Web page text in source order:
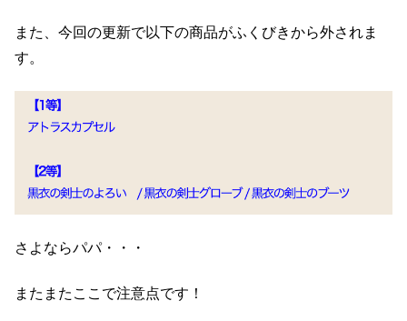
また、今回の更新で以下の商品がふくびきから外されま
す。
さよならパパ・・・
またまたここで注意点です！